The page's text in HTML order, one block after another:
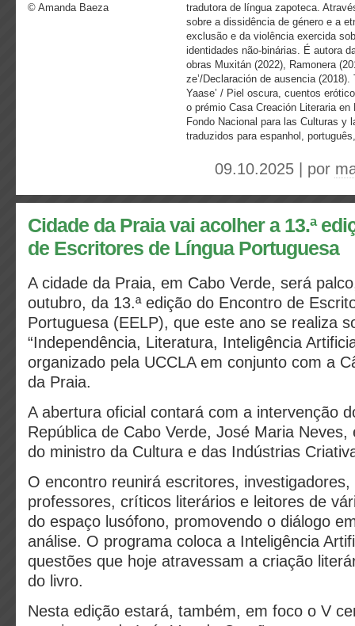
© Amanda Baeza
tradutora de língua zapoteca.
sobre a dissidência de género e a
exclusão e da violência exercida
identidades não-binárias. É autora
obras Muxitán (2022), Ramonera
ze’/Declaración de ausencia
Yaase’ / Piel oscura, cuentos
o prémio Casa Creación Literaria
Fondo Nacional para las Culturas y
traduzidos para espanhol,
09.10.2025 | por
Cidade da Praia vai acolher a 13.ª
de Escritores de Língua Portuguesa
A cidade da Praia, em Cabo Verde, será
outubro, da 13.ª edição do Encontro de
Portuguesa (EELP), que este ano se realiza
“Independência, Literatura, Inteligência
organizado pela UCCLA em conjunto com a
da Praia.
A abertura oficial contará com a intervenção
República de Cabo Verde, José Maria
do ministro da Cultura e das Indústrias
O encontro reunirá escritores, investigadores,
professores, críticos literários e leitores de
do espaço lusófono, promovendo o diálogo
análise. O programa coloca a Inteligência
questões que hoje atravessam a criação
do livro.
Nesta edição estará, também, em foco o V